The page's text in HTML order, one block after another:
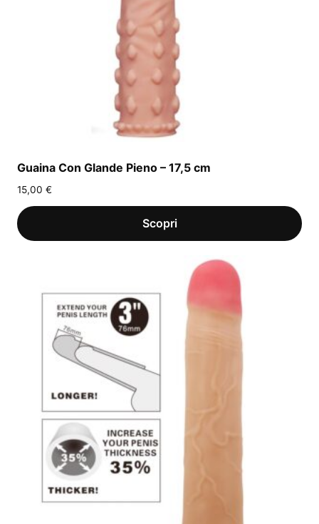
Guaina Con Glande Pieno – 17,5 cm
15,00 €